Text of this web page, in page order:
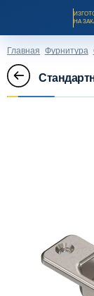
НА
Оплата и
Главная Фурнитура